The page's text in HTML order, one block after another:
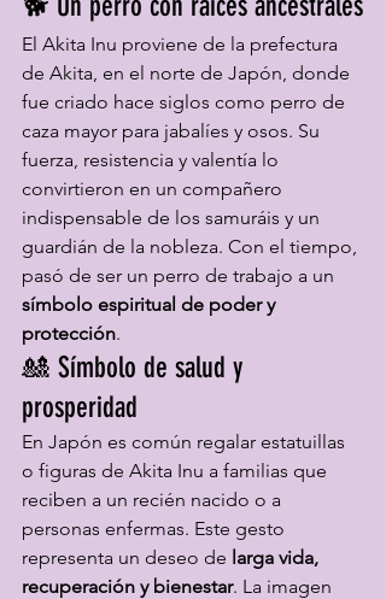
El Akita Inu proviene de la prefectura
de Akita, en el norte de Japón, donde
fue criado hace siglos como perro de
caza mayor para jabalíes y osos. Su
fuerza, resistencia y valentía lo
convirtieron en un compañero
indispensable de los samuráis y un
guardián de la nobleza. Con el tiempo,
pasó de ser un perro de trabajo a un
símbolo espiritual de poder y
protección.
🎎 Símbolo de salud y
prosperidad
En Japón es común regalar estatuillas
o figuras de Akita Inu a familias que
reciben a un recién nacido o a
personas enfermas. Este gesto
representa un deseo de larga vida,
recuperación y bienestar. La imagen